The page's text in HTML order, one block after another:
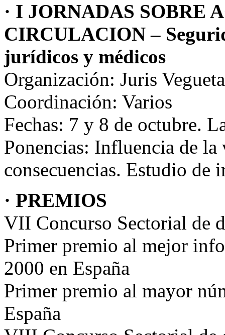
· I JORNADAS SOBRE
CIRCULACION –
jurídicos y médicos
Organización: Juris
Coordinación: Varios
Fechas: 7 y 8 de octubre.
Ponencias: Influencia de
consecuencias. Estudio de
· PREMIOS
VII Concurso Sectorial de
Primer premio al mejor
2000 en España
Primer premio al mayor
España